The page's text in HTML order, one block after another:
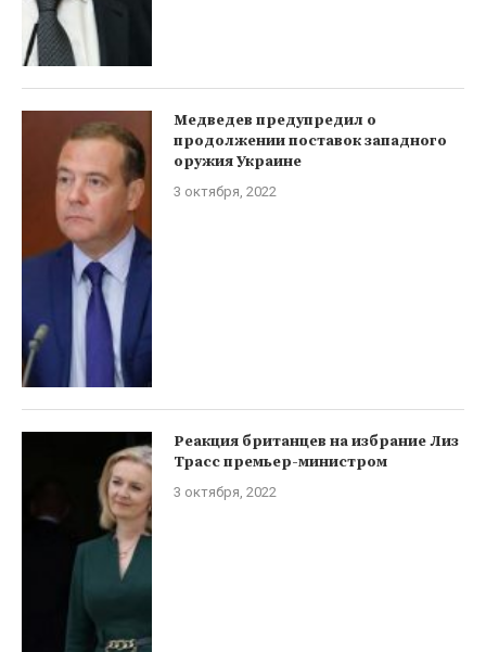
Медведев предупредил о
продолжении поставок западного
оружия Украине
3 октября, 2022
Реакция британцев на избрание Лиз
Трасс премьер-министром
3 октября, 2022